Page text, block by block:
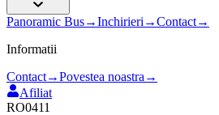
Panoramic Bus→Inchirieri →Contact→
Informatii
Contact→Povestea noastra →
Afiliat
RO0411